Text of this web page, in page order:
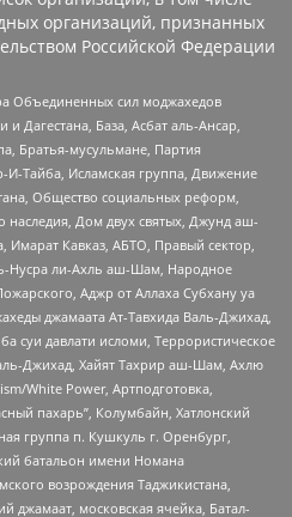
организаций, признанных
Российской Федерации
Объединенных сил моджахедов
Дагестана, База, Асбат аль-Ансар,
Братья-мусульмане, Партия
Тайба, Исламская группа, Движение
Общество социальных реформ,
наследия, Дом двух святых, Джунд аш-
Имарат Кавказ, АБТО, Правый сектор,
Нусра ли-Ахль аш-Шам, Народное
Аджр от Аллаха Субхану уа
джамаата Ат-Тавхида Валь-Джихад,
суи давлати исломи, Террористическое
Джихад, Хайят Тахрир аш-Шам, Ахлю
White Power, Артподготовка,
пахарь”, Колумбайн, Хатлонский
группа п. Кушкуль г. Оренбург,
батальон имени Номана
возрождения Таджикистана,
джамаат, московская ячейка, Батал-